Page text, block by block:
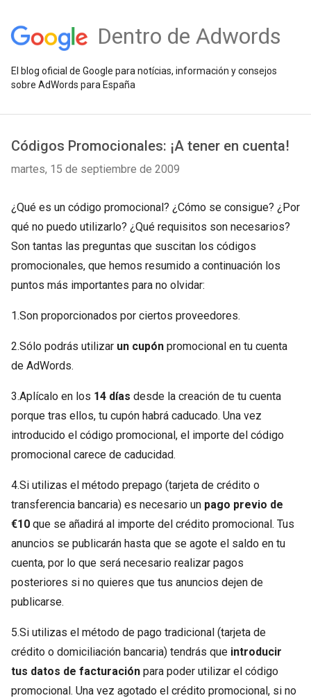
Dentro de Adwords
El blog oficial de Google para notícias, información y consejos
sobre AdWords para España
Códigos Promocionales: ¡A tener en cuenta!
martes, 15 de septiembre de 2009
¿Qué es un código promocional? ¿Cómo se consigue? ¿Por
qué no puedo utilizarlo? ¿Qué requisitos son necesarios?
Son tantas las preguntas que suscitan los códigos
promocionales, que hemos resumido a continuación los
puntos más importantes para no olvidar:
1.Son proporcionados por ciertos proveedores.
2.Sólo podrás utilizar un cupón promocional en tu cuenta
de AdWords.
3.Aplícalo en los 14 días desde la creación de tu cuenta
porque tras ellos, tu cupón habrá caducado. Una vez
introducido el código promocional, el importe del código
promocional carece de caducidad.
4.Si utilizas el método prepago (tarjeta de crédito o
transferencia bancaria) es necesario un pago previo de
€10 que se añadirá al importe del crédito promocional. Tus
anuncios se publicarán hasta que se agote el saldo en tu
cuenta, por lo que será necesario realizar pagos
posteriores si no quieres que tus anuncios dejen de
publicarse.
5.Si utilizas el método de pago tradicional (tarjeta de
crédito o domiciliación bancaria) tendrás que introducir
tus datos de facturación para poder utilizar el código
promocional. Una vez agotado el crédito promocional, si no